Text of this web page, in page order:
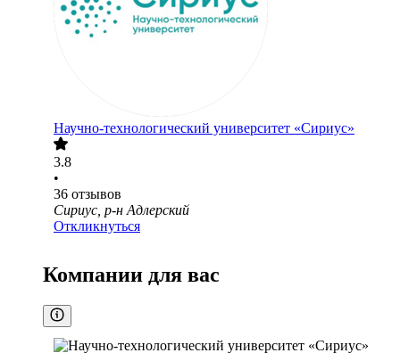
Научно-технологический университет «Сириус»
3.8
•
36 отзывов
Сириус, р-н Адлерский
Откликнуться
Компании для вас